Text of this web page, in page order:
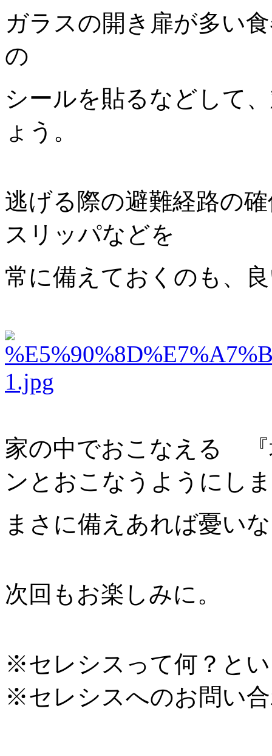
ガラスの開き扉が多い
の
シールを貼るなどして
ょう。
逃げる際の避難経路の
スリッパなどを
常に備えておくのも、
家の中でおこなえる
ンとおこなうようにし
まさに備えあれば憂い
次回もお楽しみに。
※セレシスって何？と
※セレシスへのお問い